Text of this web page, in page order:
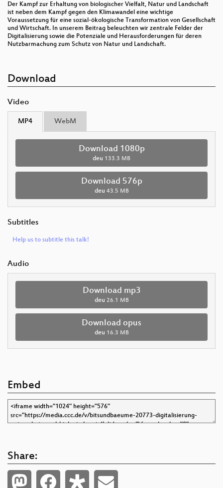
Der Kampf zur Erhaltung von biologischer Vielfalt, Natur und Landschaft
ist neben dem Kampf gegen den Klimawandel eine wichtige
Voraussetzung für eine sozial-ökologische Transformation von Gesellschaft
und Wirtschaft. In unserem Beitrag beleuchten wir zentrale Felder der
Digitalisierung sowie die Potenziale und Herausforderungen für deren
Nutzbarmachung zum Schutz von Natur und Landschaft.
Download
Video
MP4 WebM
Download 1080p
deu 133.3 MB
Download 576p
deu 43.5 MB
Subtitles
Help us to subtitle this talk!
Audio
Download mp3
deu 26.1 MB
Download opus
deu 16.3 MB
Embed
Share: